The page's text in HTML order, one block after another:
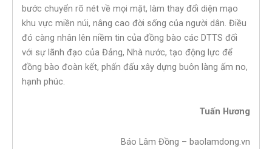
bước chuyển rõ nét về mọi mặt, làm thay đổi diện mạo
khu vực miền núi, nâng cao đời sống của người dân. Điều
đó càng nhân lên niềm tin của đồng bào các DTTS đối
với sự lãnh đạo của Đảng, Nhà nước, tạo động lực để
đồng bào đoàn kết, phấn đấu xây dựng buôn làng ấm no,
hạnh phúc.
Tuấn Hương
Báo Lâm Đồng – baolamdong.vn